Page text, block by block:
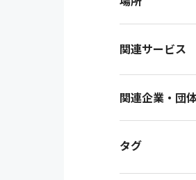
関連サービス
関連企業・団
タグ